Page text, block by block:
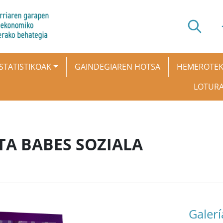
GAINDEGIAREN HOTSA
BABES SOZIALA